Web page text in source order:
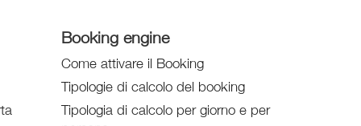
Booking engine
Come attivare il Booking
Tipologie di calcolo del booking
Tipologia di calcolo per giorno e per